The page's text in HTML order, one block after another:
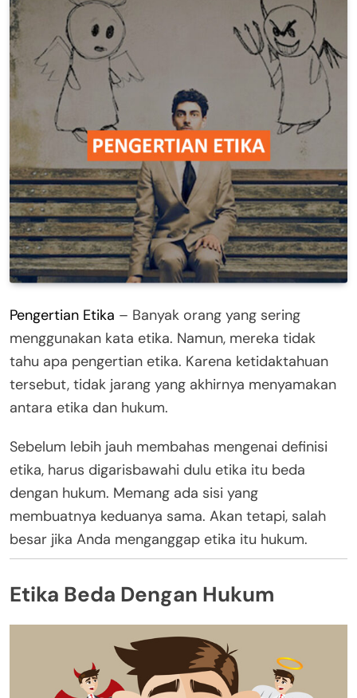
Pengertian Etika – Banyak orang yang sering
menggunakan kata etika. Namun, mereka tidak
tahu apa pengertian etika. Karena ketidaktahuan
tersebut, tidak jarang yang akhirnya menyamakan
antara etika dan hukum.
Sebelum lebih jauh membahas mengenai definisi
etika, harus digarisbawahi dulu etika itu beda
dengan hukum. Memang ada sisi yang
membuatnya keduanya sama. Akan tetapi, salah
besar jika Anda menganggap etika itu hukum.
Etika Beda Dengan Hukum